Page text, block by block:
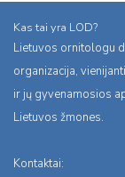
Kas tai yra LOD?
Lietuvos ornitologu
organizacija,
ir jų gyvenamosios
Lietuvos žmones.
Kontaktai: